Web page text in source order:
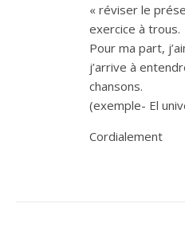
« réviser le
exercice à trous.
Pour ma part,
j’arrive à
chansons.
(exemple- El
Cordialement